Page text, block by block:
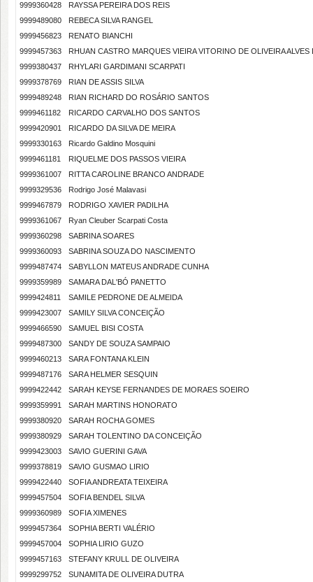
9999360428
RAYSSA PEREIRA DOS REIS
9999489080
REBECA SILVA RANGEL
9999456823
RENATO BIANCHI
9999457363
RHUAN CASTRO MARQUES VIEIRA VITORINO DE OLIVEIRA ALVES
9999380437
RHYLARI GARDIMANI SCARPATI
9999378769
RIAN DE ASSIS SILVA
9999489248
RIAN RICHARD DO ROSÁRIO SANTOS
9999461182
RICARDO CARVALHO DOS SANTOS
9999420901
RICARDO DA SILVA DE MEIRA
9999330163
Ricardo Galdino Mosquini
9999461181
RIQUELME DOS PASSOS VIEIRA
9999361007
RITTA CAROLINE BRANCO ANDRADE
9999329536
Rodrigo José Malavasi
9999467879
RODRIGO XAVIER PADILHA
9999361067
Ryan Cleuber Scarpati Costa
9999360298
SABRINA SOARES
9999360093
SABRINA SOUZA DO NASCIMENTO
9999487474
SABYLLON MATEUS ANDRADE CUNHA
9999359989
SAMARA DAL'BÓ PANETTO
9999424811
SAMILE PEDRONE DE ALMEIDA
9999423007
SAMILY SILVA CONCEIÇÃO
9999466590
SAMUEL BISI COSTA
9999487300
SANDY DE SOUZA SAMPAIO
9999460213
SARA FONTANA KLEIN
9999487176
SARA HELMER SESQUIN
9999422442
SARAH KEYSE FERNANDES DE MORAES SOEIRO
9999359991
SARAH MARTINS HONORATO
9999380920
SARAH ROCHA GOMES
9999380929
SARAH TOLENTINO DA CONCEIÇÃO
9999423003
SAVIO GUERINI GAVA
9999378819
SAVIO GUSMAO LIRIO
9999422440
SOFIA ANDREATA TEIXEIRA
9999457504
SOFIA BENDEL SILVA
9999360989
SOFIA XIMENES
9999457364
SOPHIA BERTI VALÉRIO
9999457004
SOPHIA LIRIO GUZO
9999457163
STEFANY KRULL DE OLIVEIRA
9999299752
SUNAMITA DE OLIVEIRA DUTRA